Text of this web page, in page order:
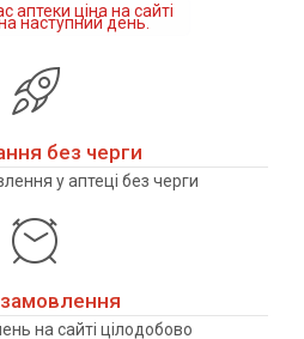
аптеки ціна на сайті
наступний день.
без черги
у аптеці без черги
на сайті цілодобово